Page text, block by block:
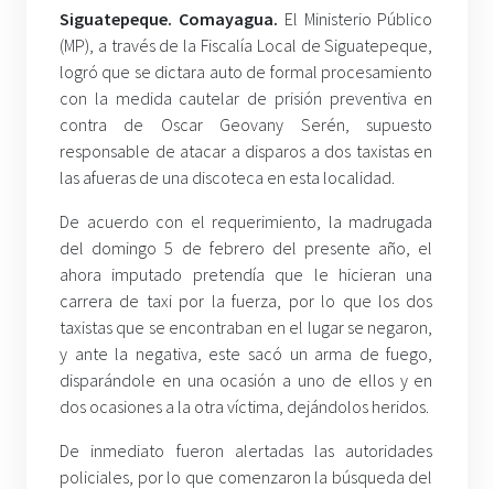
Siguatepeque. Comayagua. El Ministerio Público
(MP), a través de la Fiscalía Local de Siguatepeque,
logró que se dictara auto de formal procesamiento
con la medida cautelar de prisión preventiva en
contra de Oscar Geovany Serén, supuesto
responsable de atacar a disparos a dos taxistas en
las afueras de una discoteca en esta localidad.
De acuerdo con el requerimiento, la madrugada
del domingo 5 de febrero del presente año, el
ahora imputado pretendía que le hicieran una
carrera de taxi por la fuerza, por lo que los dos
taxistas que se encontraban en el lugar se negaron,
y ante la negativa, este sacó un arma de fuego,
disparándole en una ocasión a uno de ellos y en
dos ocasiones a la otra víctima, dejándolos heridos.
De inmediato fueron alertadas las autoridades
policiales, por lo que comenzaron la búsqueda del